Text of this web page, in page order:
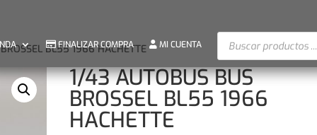
FINALIZAR COMPRA MI CUENTA Búsqueda
productos
BL55 1966 HACHETTE
1/43 AUTOBUS BUS
BROSSEL BL55 1966
HACHETTE